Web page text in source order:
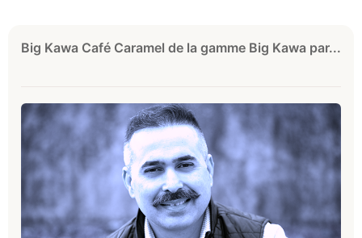
Big Kawa Café Caramel de la gamme Big Kawa par...